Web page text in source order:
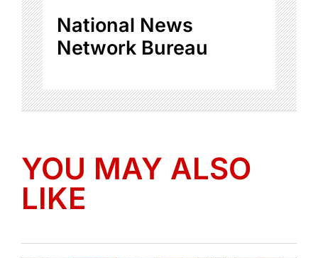
National News
Network Bureau
YOU MAY ALSO
LIKE